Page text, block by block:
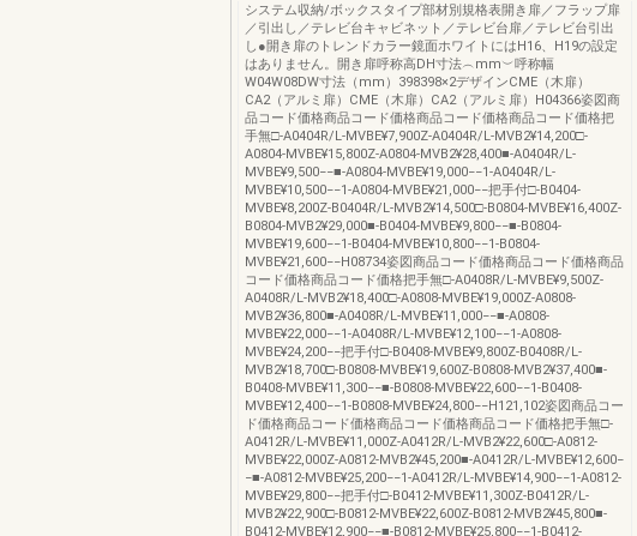
システム収納/ボックスタイプ部材別規格表開き扉／フラップ扉
／引出し／テレビ台キャビネット／テレビ台扉／テレビ台引出
し●開き扉のトレンドカラー鏡面ホワイトにはH16、H19の設定
はありません。開き扉呼称高DH寸法︵mm︶呼称幅
W04W08DW寸法（mm）398398×2デザインCME（木扉）
CA2（アルミ扉）CME（木扉）CA2（アルミ扉）H04366姿図商
品コード価格商品コード価格商品コード価格商品コード価格把
手無□-A0404R/L-MVBE¥7,900Z-A0404R/L-MVB2¥14,200□-
A0804-MVBE¥15,800Z-A0804-MVB2¥28,400■-A0404R/L-
MVBE¥9,500−−■-A0804-MVBE¥19,000−−1-A0404R/L-
MVBE¥10,500−−1-A0804-MVBE¥21,000−−把手付□-B0404-
MVBE¥8,200Z-B0404R/L-MVB2¥14,500□-B0804-MVBE¥16,400Z-
B0804-MVB2¥29,000■-B0404-MVBE¥9,800−−■-B0804-
MVBE¥19,600−−1-B0404-MVBE¥10,800−−1-B0804-
MVBE¥21,600−−H08734姿図商品コード価格商品コード価格商品
コード価格商品コード価格把手無□-A0408R/L-MVBE¥9,500Z-
A0408R/L-MVB2¥18,400□-A0808-MVBE¥19,000Z-A0808-
MVB2¥36,800■-A0408R/L-MVBE¥11,000−−■-A0808-
MVBE¥22,000−−1-A0408R/L-MVBE¥12,100−−1-A0808-
MVBE¥24,200−−把手付□-B0408-MVBE¥9,800Z-B0408R/L-
MVB2¥18,700□-B0808-MVBE¥19,600Z-B0808-MVB2¥37,400■-
B0408-MVBE¥11,300−−■-B0808-MVBE¥22,600−−1-B0408-
MVBE¥12,400−−1-B0808-MVBE¥24,800−−H121,102姿図商品コー
ド価格商品コード価格商品コード価格商品コード価格把手無□-
A0412R/L-MVBE¥11,000Z-A0412R/L-MVB2¥22,600□-A0812-
MVBE¥22,000Z-A0812-MVB2¥45,200■-A0412R/L-MVBE¥12,600−
−■-A0812-MVBE¥25,200−−1-A0412R/L-MVBE¥14,900−−1-A0812-
MVBE¥29,800−−把手付□-B0412-MVBE¥11,300Z-B0412R/L-
MVB2¥22,900□-B0812-MVBE¥22,600Z-B0812-MVB2¥45,800■-
B0412-MVBE¥12,900−−■-B0812-MVBE¥25,800−−1-B0412-